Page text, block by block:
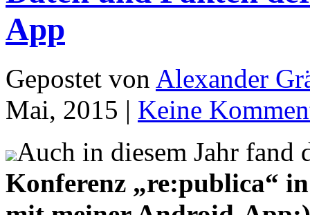
App
Gepostet von Alexander
Mai, 2015 | Keine
Auch in diesem Jahr
Konferenz „re:publica“